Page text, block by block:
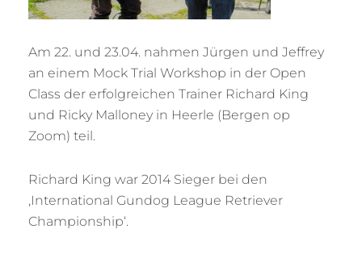
Am 22. und 23.04. nahmen Jürgen und Jeffrey
an einem Mock Trial Workshop in der Open
Class der erfolgreichen Trainer Richard King
und Ricky Malloney in Heerle (Bergen op
Zoom) teil.
Richard King war 2014 Sieger bei den
‚International Gundog League Retriever
Championship‘.